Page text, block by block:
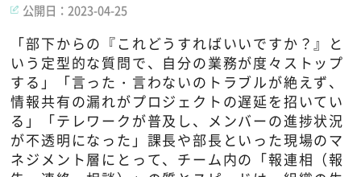
公開日：2023-04-25
「部下からの『これどうすればいいですか？』と
いう定型的な質問で、自分の業務が度々ストップ
する」「言った・言わないのトラブルが絶えず、
情報共有の漏れがプロジェクトの遅延を招いてい
る」「テレワークが普及し、メンバーの進捗状況
が不透明になった」課長や部長といった現場のマ
ネジメント層にとって、チーム内の「報連相（報